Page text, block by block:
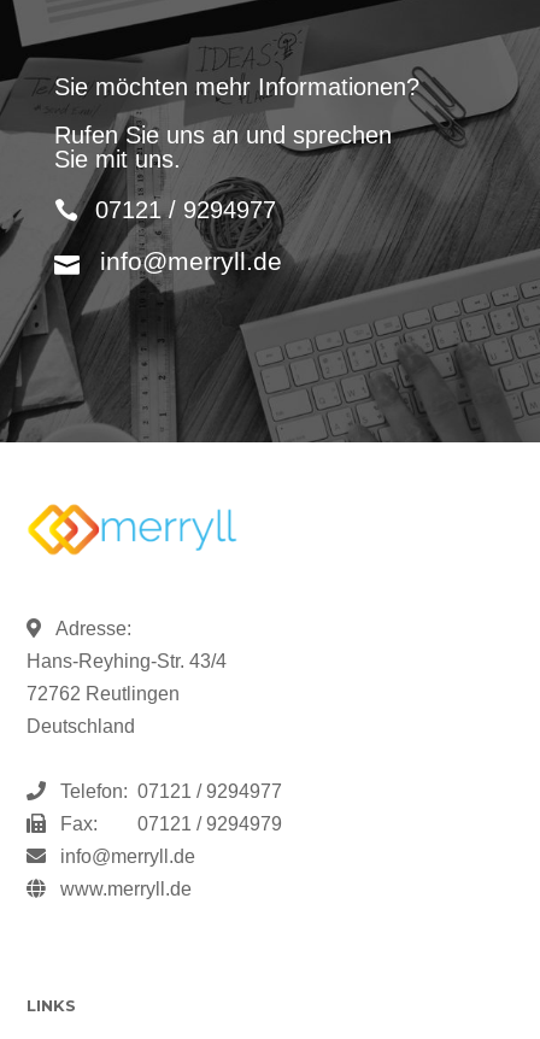
Sie möchten mehr Informationen?
Rufen Sie uns an und sprechen
Sie mit uns.
07121 / 9294977
info@merryll.de
Adresse:
Hans-Reyhing-Str. 43/4
72762 Reutlingen
Deutschland
Telefon: 07121 / 9294977
Fax:
07121 / 9294979
info@merryll.de
www.merryll.de
LINKS